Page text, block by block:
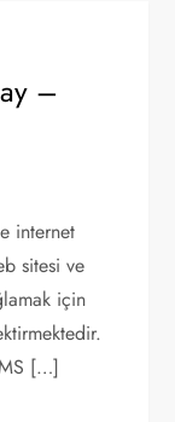
–
internet
sitesi ve
için
[…]